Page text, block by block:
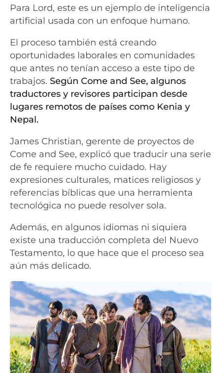
Para Lord, este es un ejemplo de inteligencia
artificial usada con un enfoque humano.
El proceso también está creando
oportunidades laborales en comunidades
que antes no tenían acceso a este tipo de
trabajos. Según Come and See, algunos
traductores y revisores participan desde
lugares remotos de países como Kenia y
Nepal.
James Christian, gerente de proyectos de
Come and See, explicó que traducir una serie
de fe requiere mucho cuidado. Hay
expresiones culturales, matices religiosos y
referencias bíblicas que una herramienta
tecnológica no puede resolver sola.
Además, en algunos idiomas ni siquiera
existe una traducción completa del Nuevo
Testamento, lo que hace que el proceso sea
aún más delicado.